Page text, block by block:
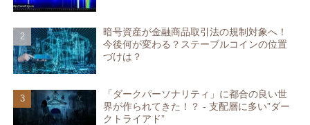
暗号資産が金融商品取引法の規制対象へ！
今後何が変わる？ステーブルコインの位置
づけは？
「ダークパーソナリティ」に都合の良い世
界が作られてきた！？ - 支配層に多い”ダー
クトライアド”